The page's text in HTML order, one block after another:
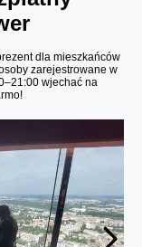
dla mieszkańców
zarejestrowane w
wjechać na